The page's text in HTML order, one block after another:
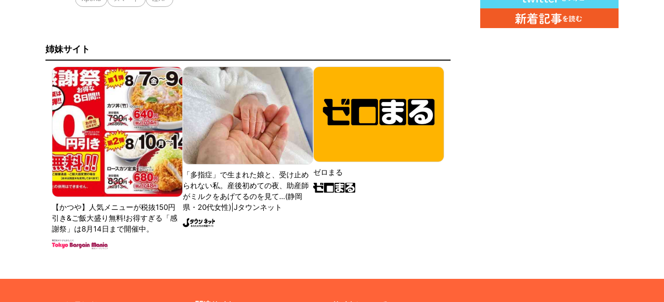
姉妹サイト
【かつや】人気メニューが税抜150円
引き&ご飯大盛り無料!お得すぎる「感
謝祭」は8月14日まで開催中。
「多指症」で生まれた娘と、受け止め
られない私。産後初めての夜、助産師
がミルクをあげてるのを見て...(静岡
県・20代女性)|Jタウンネット
ゼロまる